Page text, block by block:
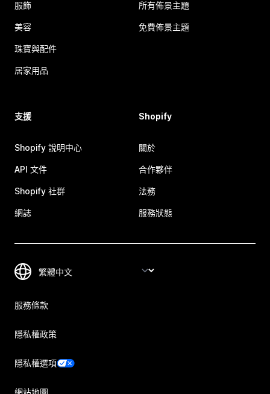
服飾
美容
珠寶與配件
居家用品
所有佈景主題
免費佈景主題
支援
Shopify 說明中心
API 文件
Shopify 社群
網誌
Shopify
關於
合作夥伴
法務
服務狀態
服務條款
隱私權政策
隱私權選項
網站地圖